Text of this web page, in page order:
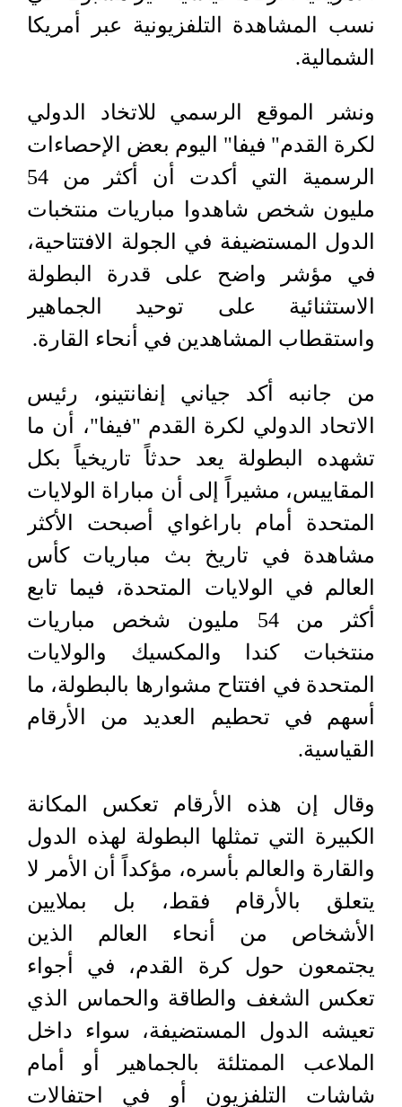
نسب المشاهدة التلفزيونية عبر أمريكا
الشمالية.
ونشر الموقع الرسمي للاتخاد الدولي
لكرة القدم" فيفا" اليوم بعض الإحصاءات
الرسمية التي أكدت أن أكثر من 54
مليون شخص شاهدوا مباريات منتخبات
الدول المستضيفة في الجولة الافتتاحية،
في مؤشر واضح على قدرة البطولة
الاستثنائية على توحيد الجماهير
واستقطاب المشاهدين في أنحاء القارة.
من جانبه أكد جياني إنفانتينو، رئيس
الاتحاد الدولي لكرة القدم "فيفا"، أن ما
تشهده البطولة يعد حدثاً تاريخياً بكل
المقاييس، مشيراً إلى أن مباراة الولايات
المتحدة أمام باراغواي أصبحت الأكثر
مشاهدة في تاريخ بث مباريات كأس
العالم في الولايات المتحدة، فيما تابع
أكثر من 54 مليون شخص مباريات
منتخبات كندا والمكسيك والولايات
المتحدة في افتتاح مشوارها بالبطولة، ما
أسهم في تحطيم العديد من الأرقام
القياسية.
وقال إن هذه الأرقام تعكس المكانة
الكبيرة التي تمثلها البطولة لهذه الدول
والقارة والعالم بأسره، مؤكداً أن الأمر لا
يتعلق بالأرقام فقط، بل بملايين
الأشخاص من أنحاء العالم الذين
يجتمعون حول كرة القدم، في أجواء
تعكس الشغف والطاقة والحماس الذي
تعيشه الدول المستضيفة، سواء داخل
الملاعب الممتلئة بالجماهير أو أمام
شاشات التلفزيون أو في احتفالات